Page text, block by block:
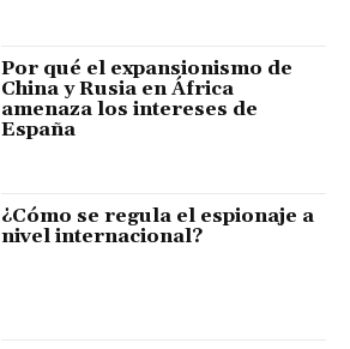
Por qué el expansionismo de
China y Rusia en África
amenaza los intereses de
España
¿Cómo se regula el espionaje a
nivel internacional?